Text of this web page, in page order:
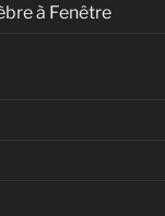
à Fenêtre